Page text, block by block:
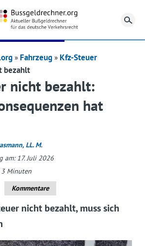
Fahrzeug
Kfz-Steuer
bezahlt
nicht bezahlt:
hat
LL. M.
am: 17. Juli 2026
3 Minuten
Kommentare
nicht bezahlt, muss sich